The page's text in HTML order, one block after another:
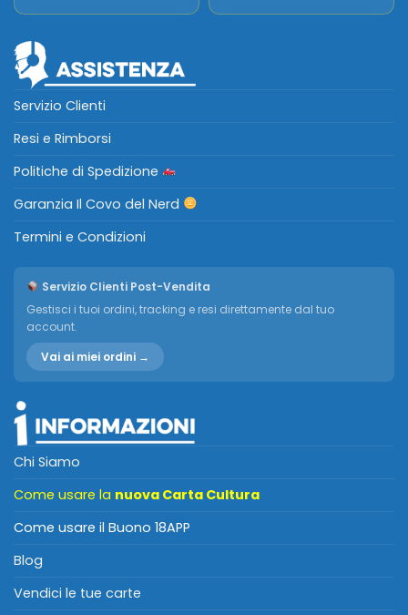
Servizio Clienti
Resi e Rimborsi
Politiche di Spedizione
Garanzia Il Covo del Nerd
Termini e Condizioni
Servizio Clienti Post-Vendita
Gestisci i tuoi ordini, tracking e resi direttamente dal tuo
account.
Vai ai miei ordini →
Chi Siamo
Come usare la nuova Carta Cultura
Come usare il Buono 18APP
Blog
Vendici le tue carte